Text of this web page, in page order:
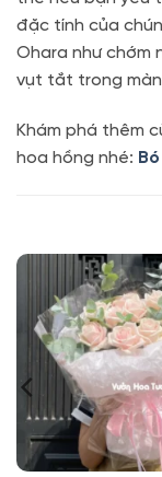
đặc tính của
Ohara như chớm
vụt tắt trong
Khám phá thêm
hoa hồng nhé: